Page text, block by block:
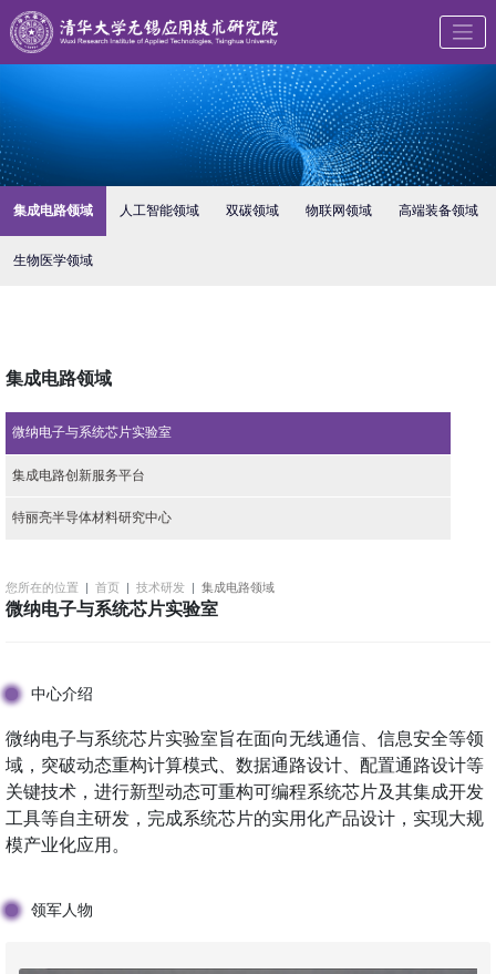
集成电路领域 人工智能领域 双碳领域 物联网领域 高端装备领域
生物医学领域
集成电路领域
微纳电子与系统芯片实验室
集成电路创新服务平台
特丽亮半导体材料研究中心
微纳电子与系统芯片实验室
您所在的位置 首页 技术研发 集成电路领域
中心介绍
微纳电子与系统芯片实验室旨在面向无线通信、信息安全等领
域，突破动态重构计算模式、数据通路设计、配置通路设计等
关键技术，进行新型动态可重构可编程系统芯片及其集成开发
工具等自主研发，完成系统芯片的实用化产品设计，实现大规
模产业化应用。
领军人物